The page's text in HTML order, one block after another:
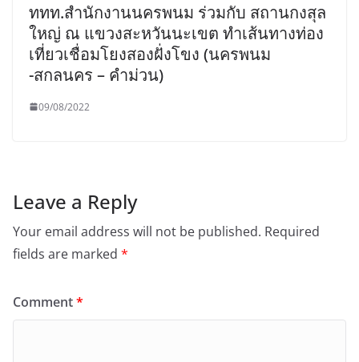
ททท.สำนักงานนครพนม ร่วมกับ สถานกงสุล
ใหญ่ ณ แขวงสะหวันนะเขต ทำเส้นทางท่อง
เที่ยวเชื่อมโยงสองฝั่งโขง (นครพนม
-สกลนคร – คำม่วน)
09/08/2022
Leave a Reply
Your email address will not be published. Required
fields are marked *
Comment*